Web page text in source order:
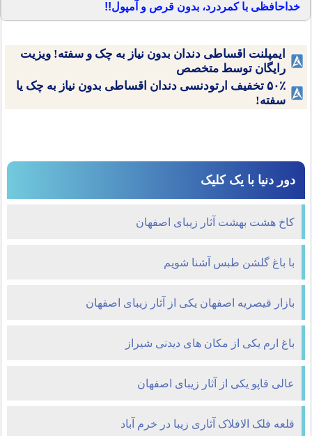
خداحافظی با کمردرد، بدون قرص و آمپول!!
ایمپلنت اقساطی دندان بدون نیاز به چک و سفته! ویزیت
رایگان توسط متخصص
۵۰٪ تخفیف ارتودنسی دندان اقساطی بدون نیاز به چک یا
سفته!
دور دنیا با یک کلیک
کاخ هشت بهشت آثار زیبای اصفهان
با باغ گلشن طبس آشنا شویم
بازار قيصريه اصفهان یکی از آثار زیبای اصفهان
باغ ارم یکی از مکان های دیدنی شیراز
عالی قاپو یکی از آثار زیبای اصفهان
قلعه فلک الافلاک آثاری زیبا در خرم آباد